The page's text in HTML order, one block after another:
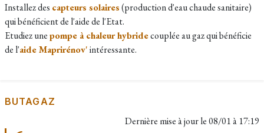
Installez des capteurs solaires(production d'eau chaude sanitaire)
qui bénéficient de l'aide de l'Etat.
Etudiez unepompe à chaleur hybridecouplée au gaz qui bénéficie
de l'aide Maprirénov'intéressante.
BUTAGAZ
Dernière mise à jour le08/01 à 17:19